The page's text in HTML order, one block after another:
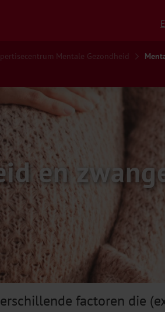
Mentale Gezondheid
en
factoren die